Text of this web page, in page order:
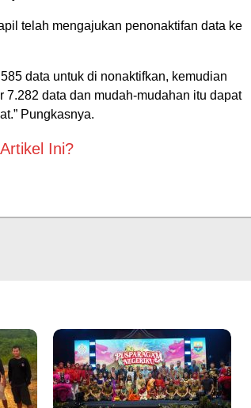
telah mengajukan penonaktifan data ke
data untuk di nonaktifkan, kemudian
7.282 data dan mudah-mudahan itu dapat
Pungkasnya.
Ini?